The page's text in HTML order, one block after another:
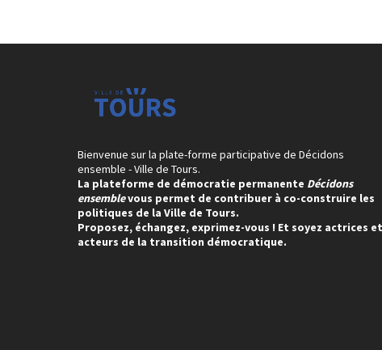
Bienvenue sur la plate-forme participative de Décidons
ensemble - Ville de Tours.
La plateforme de démocratie permanente Décidons
ensemblevous permet de contribuer à co-construire les
politiques de la Ville de Tours.
Proposez, échangez, exprimez-vous ! Et soyez actrices et
acteurs de la transition démocratique.